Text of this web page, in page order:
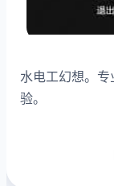
水电工幻想。
验。